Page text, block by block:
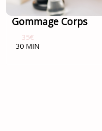
Gommage Corps
35€
30 MIN